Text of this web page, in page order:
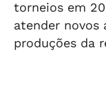
torneios em
atender novos
produções da